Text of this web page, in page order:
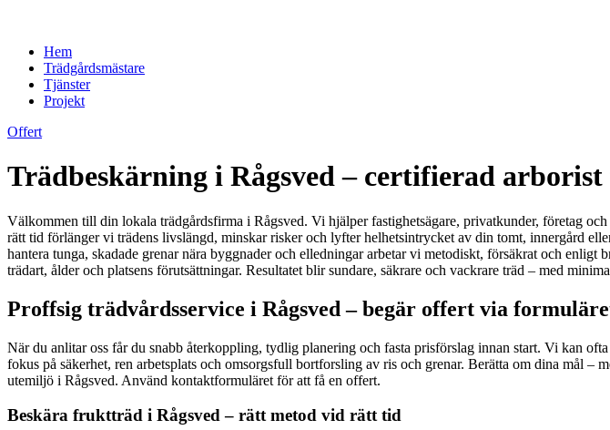
Hem
Trädgårdsmästare
Tjänster
Projekt
Offert
Trädbeskärning i Rågsved – certifierad
Välkommen till din lokala trädgårdsfirma i Rågsved. Vi hjälper fastighetsägare, privatkunder, företag
rätt tid förlänger vi trädens livslängd, minskar risker och lyfter helhetsintrycket av din tomt, innergård
hantera tunga, skadade grenar nära byggnader och elledningar arbetar vi metodiskt, försäkrat och
trädart, ålder och platsens förutsättningar. Resultatet blir sundare, säkrare och vackrare träd – med
Proffsig trädvårdsservice i Rågsved – begär offert via
När du anlitar oss får du snabb återkoppling, tydlig planering och fasta prisförslag innan start. Vi kan
fokus på säkerhet, ren arbetsplats och omsorgsfull bortforsling av ris och grenar. Berätta om dina mål
utemiljö i Rågsved. Använd kontaktformuläret för att få en offert.
Beskära fruktträd i Rågsved – rätt metod vid rätt tid